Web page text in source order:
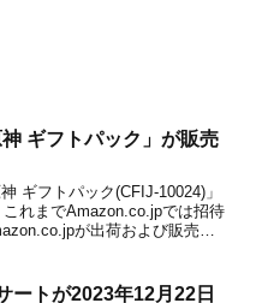
ギフトパック」が販売
ギフトパック(CFIJ-10024)」
れまでAmazon.co.jpでは招待
が出荷および販売す
ートが2023年12月22日